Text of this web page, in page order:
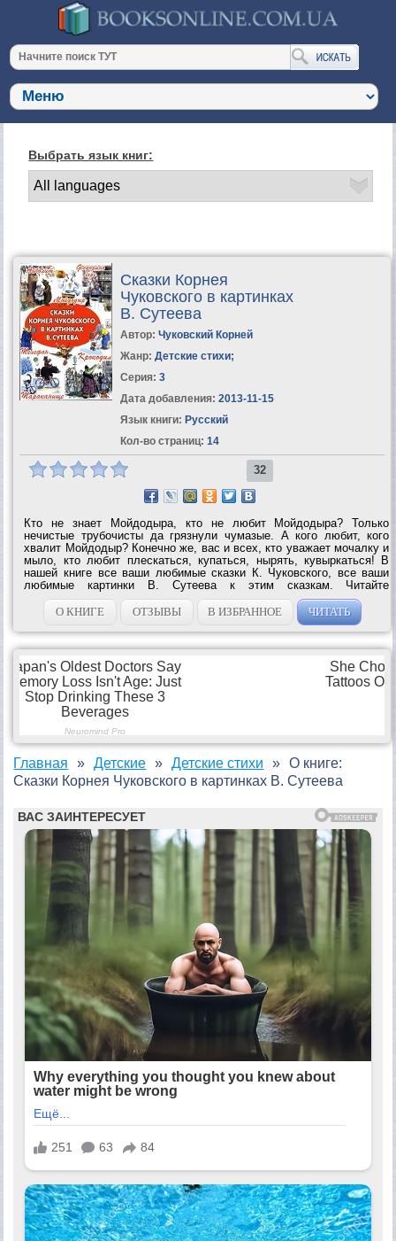
Выбрать язык книг:
Сказки Корнея
Чуковского в картинках
В. Сутеева
Автор: Чуковский Корней
Жанр: Детские стихи;
Серия: 3
Дата добавления: 2013-11-15
Язык книги: Русский
Кол-во страниц: 14
32
Кто не знает Мойдодыра, кто не любит Мойдодыра? Только
нечистые трубочисты да грязнули чумазые. А кого любит, кого
хвалит Мойдодыр? Конечно же, вас и всех, кто уважает мочалку и
мыло, кто любит плескаться, купаться, нырять, кувыркаться! В
нашей книге все ваши любимые сказки К. Чуковского, все ваши
любимые картинки В. Сутеева к этим сказкам. Читайте
«Мойдодыра», «Айболита», «Тараканище», «Федорино горе» и
«Крокодила». ...
О КНИГЕ ОТЗЫВЫ В ИЗБРАННОЕ ЧИТАТЬ
Главная Детские Детские стихи
О книге:
Сказки Корнея Чуковского в картинках В. Сутеева